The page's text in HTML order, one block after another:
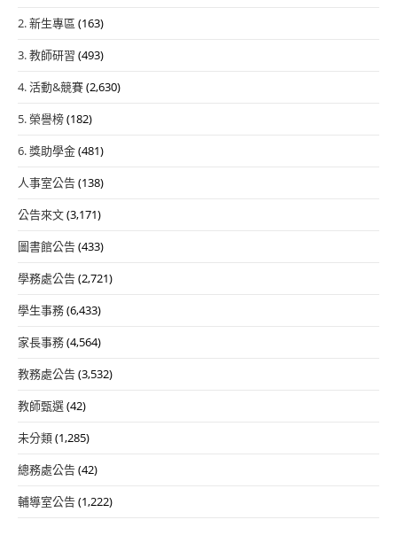
2. 新生專區 (163)
3. 教師研習 (493)
4. 活動&競賽(2,630)
5. 榮譽榜(182)
6. 獎助學金(481)
人事室公告(138)
公告來文(3,171)
圖書館公告(433)
學務處公告(2,721)
學生事務(6,433)
家長事務(4,564)
教務處公告(3,532)
教師甄選(42)
未分類(1,285)
總務處公告(42)
輔導室公告(1,222)